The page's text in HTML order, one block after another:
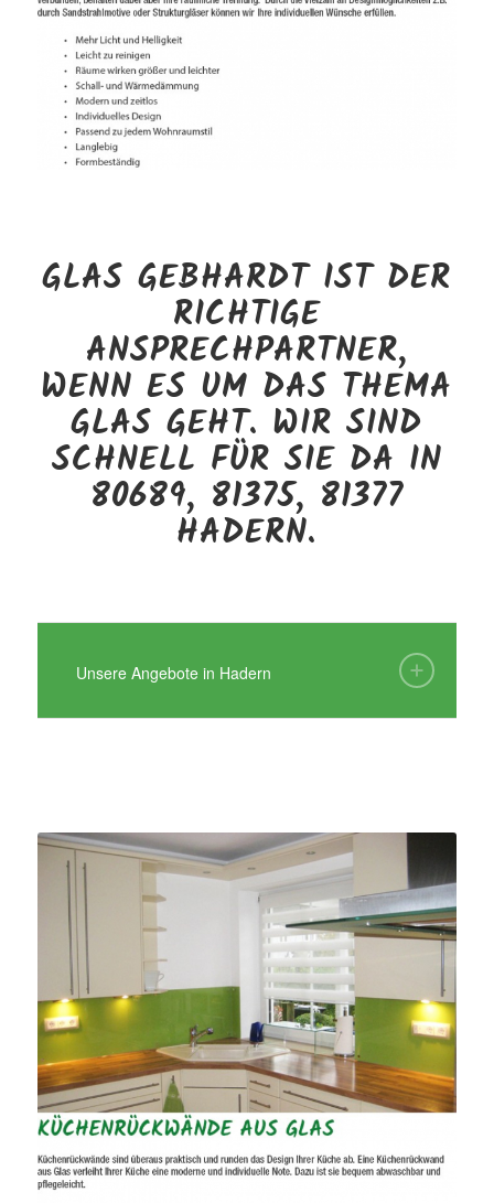
GLAS GEBHARDT IST DER
RICHTIGE
ANSPRECHPARTNER,
WENN ES UM DAS THEMA
GLAS GEHT. WIR SIND
SCHNELL FÜR SIE DA IN
80689, 81375, 81377
HADERN.
Unsere Angebote in Hadern